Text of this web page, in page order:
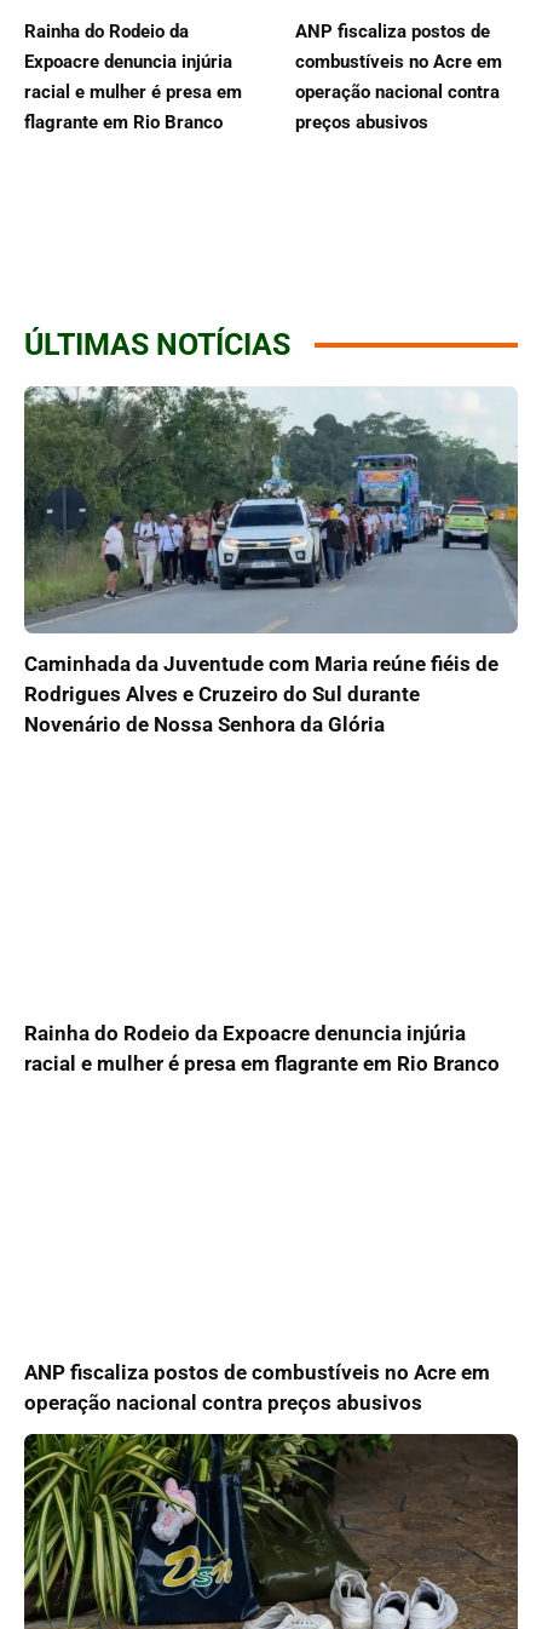
Rainha do Rodeio da
Expoacre denuncia injúria
racial e mulher é presa em
flagrante em Rio Branco
ANP fiscaliza postos de
combustíveis no Acre em
operação nacional contra
preços abusivos
ÚLTIMAS NOTÍCIAS
Caminhada da Juventude com Maria reúne fiéis de
Rodrigues Alves e Cruzeiro do Sul durante
Novenário de Nossa Senhora da Glória
Rainha do Rodeio da Expoacre denuncia injúria
racial e mulher é presa em flagrante em Rio Branco
ANP fiscaliza postos de combustíveis no Acre em
operação nacional contra preços abusivos